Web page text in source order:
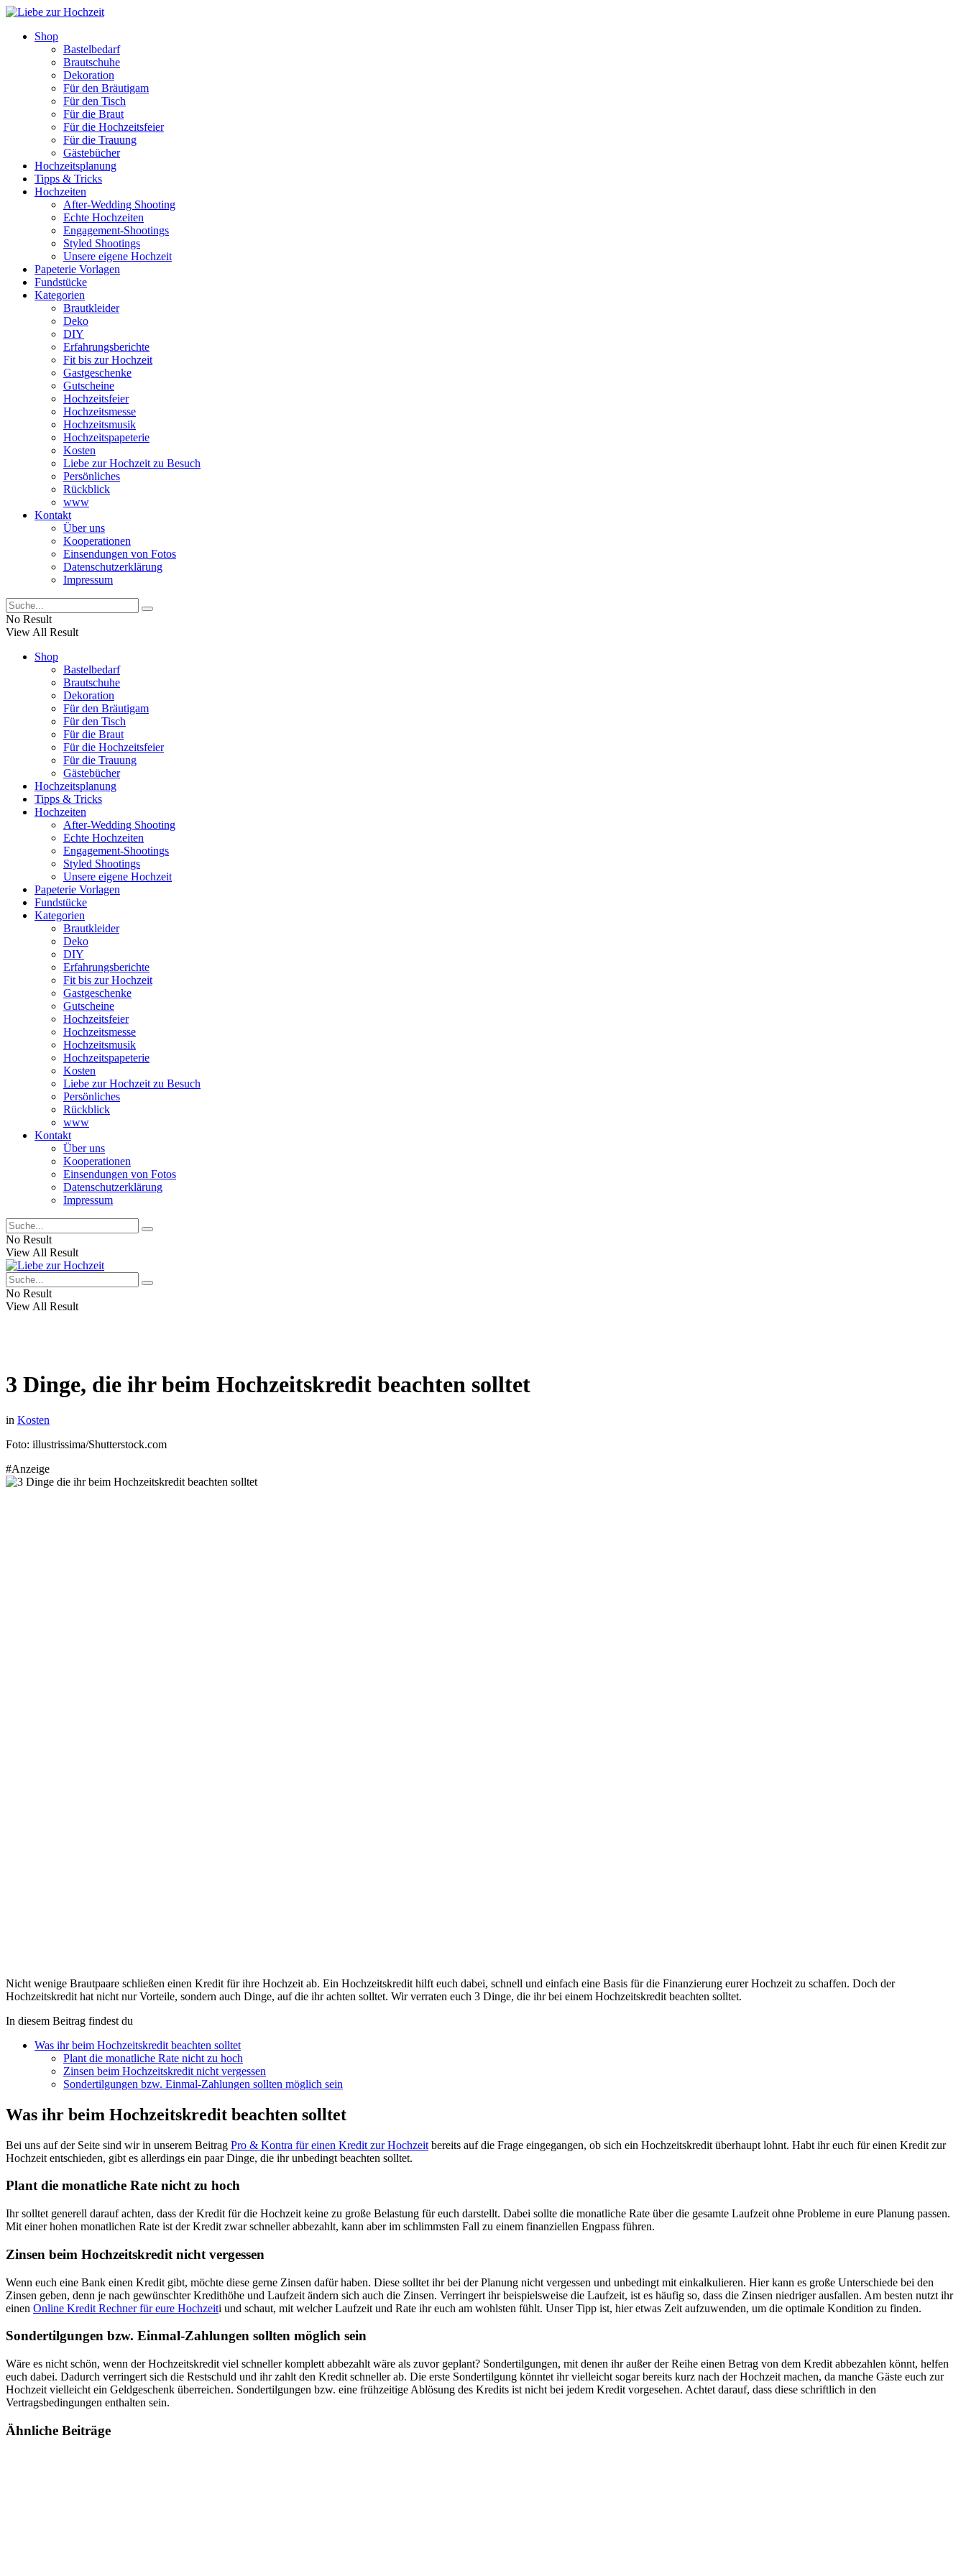
Shop
Bastelbedarf
Brautschuhe
Dekoration
Für den Bräutigam
Für den Tisch
Für die Braut
Für die Hochzeitsfeier
Für die Trauung
Gästebücher
Hochzeitsplanung
Tipps & Tricks
Hochzeiten
After-Wedding Shooting
Echte Hochzeiten
Engagement-Shootings
Styled Shootings
Unsere eigene Hochzeit
Papeterie Vorlagen
Fundstücke
Kategorien
Brautkleider
Deko
DIY
Erfahrungsberichte
Fit bis zur Hochzeit
Gastgeschenke
Gutscheine
Hochzeitsfeier
Hochzeitsmesse
Hochzeitsmusik
Hochzeitspapeterie
Kosten
Liebe zur Hochzeit zu Besuch
Persönliches
Rückblick
www
Kontakt
Über uns
Kooperationen
Einsendungen von Fotos
Datenschutzerklärung
Impressum
No Result
View All Result
Shop
Bastelbedarf
Brautschuhe
Dekoration
Für den Bräutigam
Für den Tisch
Für die Braut
Für die Hochzeitsfeier
Für die Trauung
Gästebücher
Hochzeitsplanung
Tipps & Tricks
Hochzeiten
After-Wedding Shooting
Echte Hochzeiten
Engagement-Shootings
Styled Shootings
Unsere eigene Hochzeit
Papeterie Vorlagen
Fundstücke
Kategorien
Brautkleider
Deko
DIY
Erfahrungsberichte
Fit bis zur Hochzeit
Gastgeschenke
Gutscheine
Hochzeitsfeier
Hochzeitsmesse
Hochzeitsmusik
Hochzeitspapeterie
Kosten
Liebe zur Hochzeit zu Besuch
Persönliches
Rückblick
www
Kontakt
Über uns
Kooperationen
Einsendungen von Fotos
Datenschutzerklärung
Impressum
No Result
View All Result
No Result
View All Result
3 Dinge, die ihr beim Hochzeitskredit beachten solltet
in Kosten
Foto: illustrissima/Shutterstock.com
#Anzeige
Nicht wenige Brautpaare schließen einen Kredit für ihre Hochzeit ab. Ein Hochzeitskredit hilft euch dabei, schnell und einfach eine Basis für die Finanzierung eurer Hochzeit zu schaffen. Doch der
Hochzeitskredit hat nicht nur Vorteile, sondern auch Dinge, auf die ihr achten solltet. Wir verraten euch 3 Dinge, die ihr bei einem Hochzeitskredit beachten solltet.
In diesem Beitrag findest du
Was ihr beim Hochzeitskredit beachten solltet
Plant die monatliche Rate nicht zu hoch
Zinsen beim Hochzeitskredit nicht vergessen
Sondertilgungen bzw. Einmal-Zahlungen sollten möglich sein
Was ihr beim Hochzeitskredit beachten solltet
Bei uns auf der Seite sind wir in unserem Beitrag Pro & Kontra für einen Kredit zur Hochzeit bereits auf die Frage eingegangen, ob sich ein Hochzeitskredit überhaupt lohnt. Habt ihr euch für einen Kredit zur
Hochzeit entschieden, gibt es allerdings ein paar Dinge, die ihr unbedingt beachten solltet.
Plant die monatliche Rate nicht zu hoch
Ihr solltet generell darauf achten, dass der Kredit für die Hochzeit keine zu große Belastung für euch darstellt. Dabei sollte die monatliche Rate über die gesamte Laufzeit ohne Probleme in eure Planung passen.
Mit einer hohen monatlichen Rate ist der Kredit zwar schneller abbezahlt, kann aber im schlimmsten Fall zu einem finanziellen Engpass führen.
Zinsen beim Hochzeitskredit nicht vergessen
Wenn euch eine Bank einen Kredit gibt, möchte diese gerne Zinsen dafür haben. Diese solltet ihr bei der Planung nicht vergessen und unbedingt mit einkalkulieren. Hier kann es große Unterschiede bei den
Zinsen geben, denn je nach gewünschter Kredithöhe und Laufzeit ändern sich auch die Zinsen. Verringert ihr beispielsweise die Laufzeit, ist es häufig so, dass die Zinsen niedriger ausfallen. Am besten nutzt ihr
einen Online Kredit Rechner für eure Hochzeiti und schaut, mit welcher Laufzeit und Rate ihr euch am wohlsten fühlt. Unser Tipp ist, hier etwas Zeit aufzuwenden, um die optimale Kondition zu finden.
Sondertilgungen bzw. Einmal-Zahlungen sollten möglich sein
Wäre es nicht schön, wenn der Hochzeitskredit viel schneller komplett abbezahlt wäre als zuvor geplant? Sondertilgungen, mit denen ihr außer der Reihe einen Betrag von dem Kredit abbezahlen könnt, helfen
euch dabei. Dadurch verringert sich die Restschuld und ihr zahlt den Kredit schneller ab. Die erste Sondertilgung könntet ihr vielleicht sogar bereits kurz nach der Hochzeit machen, da manche Gäste euch zur
Hochzeit vielleicht ein Geldgeschenk überreichen. Sondertilgungen bzw. eine frühzeitige Ablösung des Kredits ist nicht bei jedem Kredit vorgesehen. Achtet darauf, dass diese schriftlich in den
Vertragsbedingungen enthalten sein.
Ähnliche Beiträge